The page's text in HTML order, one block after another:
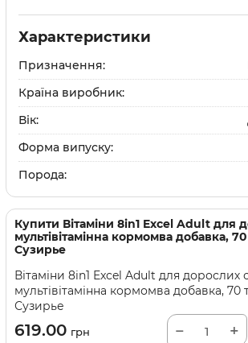
Характеристики
Призначення:
Країна виробник:
Вік:
Форма випуску:
Порода:
Купити Вітаміни 8in1 Excel Adult для
мультівітамінна кормомва добавка, 70
Сузирье
Вітаміни 8in1 Excel Adult для дорослих
мультівітамінна кормомва добавка, 70
Сузирье
619.00 грн − +